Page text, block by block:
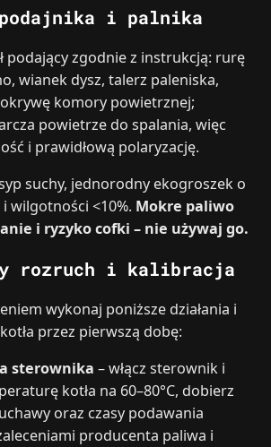
i palnika
podający zgodnie z instrukcją: rurę
wianek dysz, talerz paleniska,
komory powietrznej;
powietrze do spalania, więc
i prawidłową polaryzację.
suchy, jednorodny ekogroszek o
i wilgotności <10%. Mokre paliwo
i ryzyko cofki – nie używaj go.
rozruch i kalibracja
wykonaj poniższe działania i
przez pierwszą dobę:
sterownika – włącz sterownik i
kotła na 60–80°C, dobierz
oraz czasy podawania
producenta paliwa i